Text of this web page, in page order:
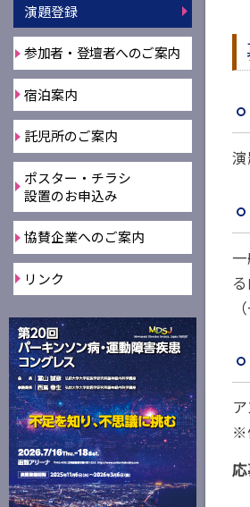
演題登録
参加者・登壇者へのご案内
宿泊案内
託児所のご案内
ポスター・チラシ
設置のお申込み
協賛企業へのご案内
リンク
※